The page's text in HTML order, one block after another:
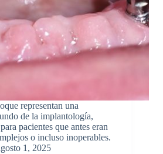
representan una
de la implantología,
pacientes que antes eran
o incluso inoperables.
1, 2025